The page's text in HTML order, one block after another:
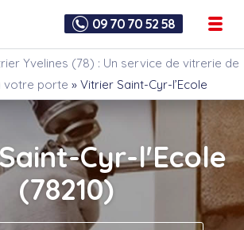
09 70 70 52 58
Yvelines (78) : Un service de vitrerie de
votre porte » Vitrier Saint-Cyr-l’Ecole
Cyr-l'Ecole
(78210)